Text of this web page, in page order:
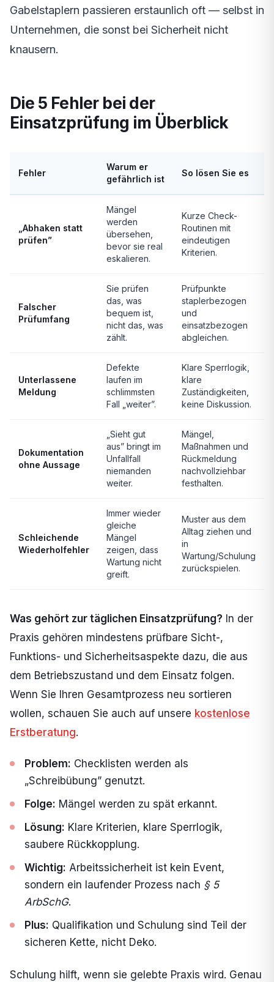
Gabelstaplern passieren erstaunlich oft — selbst in
Unternehmen, die sonst bei Sicherheit nicht
knausern.
Die 5 Fehler bei der
Einsatzprüfung im Überblick
Fehler
Warum er
gefährlich ist
So lösen Sie es
„Abhaken statt
prüfen”
Mängel
werden
übersehen,
bevor sie real
eskalieren.
Kurze Check-
Routinen mit
eindeutigen
Kriterien.
Falscher
Prüfumfang
Sie prüfen
das, was
bequem ist,
nicht das, was
zählt.
Prüfpunkte
staplerbezogen
und
einsatzbezogen
abgleichen.
Unterlassene
Meldung
Defekte
laufen im
schlimmsten
Fall „weiter”.
Klare Sperrlogik,
klare
Zuständigkeiten,
keine Diskussion.
Dokumentation
ohne Aussage
„Sieht gut
aus” bringt im
Unfallfall
niemanden
weiter.
Mängel,
Maßnahmen und
Rückmeldung
nachvollziehbar
festhalten.
Schleichende
Wiederholfehler
Immer wieder
gleiche
Mängel
zeigen, dass
Wartung nicht
greift.
Muster aus dem
Alltag ziehen und
in
Wartung/Schulung
zurückspielen.
Was gehört zur täglichen Einsatzprüfung? In der
Praxis gehören mindestens prüfbare Sicht-,
Funktions- und Sicherheitsaspekte dazu, die aus
dem Betriebszustand und dem Einsatz folgen.
Wenn Sie Ihren Gesamtprozess neu sortieren
wollen, schauen Sie auch auf unsere kostenlose
Erstberatung.
Problem: Checklisten werden als
„Schreibübung” genutzt.
Folge: Mängel werden zu spät erkannt.
Lösung: Klare Kriterien, klare Sperrlogik,
saubere Rückkopplung.
Wichtig: Arbeitssicherheit ist kein Event,
sondern ein laufender Prozess nach § 5
ArbSchG.
Plus: Qualifikation und Schulung sind Teil der
sicheren Kette, nicht Deko.
Schulung hilft, wenn sie gelebte Praxis wird. Genau